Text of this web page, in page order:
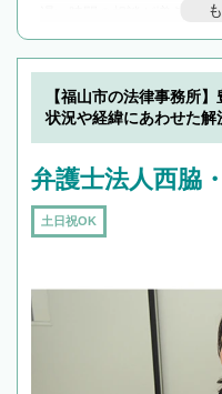
遅い時間の相談が増えそう
んで検索してみましょう。
19時以
を
【福山市の法律事務所
状況や経緯にあわせた解
弁護士法人西脇
土日祝OK